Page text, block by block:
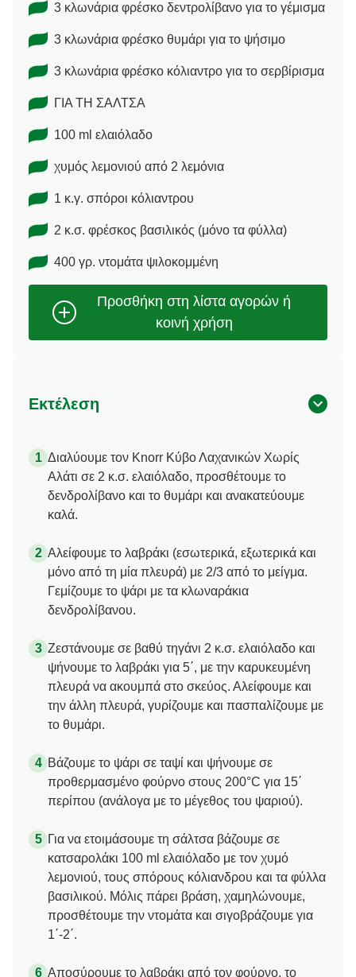
3 κλωνάρια φρέσκο δεντρολίβανο για το γέμισμα
3 κλωνάρια φρέσκο θυμάρι για το ψήσιμο
3 κλωνάρια φρέσκο κόλιαντρο για το σερβίρισμα
ΓΙΑ ΤΗ ΣΑΛΤΣΑ
100 ml ελαιόλαδο
χυμός λεμονιού από 2 λεμόνια
1 κ.γ. σπόροι κόλιαντρου
2 κ.σ. φρέσκος βασιλικός (μόνο τα φύλλα)
400 γρ. ντομάτα ψιλοκομμένη
Εκτέλεση
Διαλύουμε τον Knorr Κύβο Λαχανικών Χωρίς
Αλάτι σε 2 κ.σ. ελαιόλαδο, προσθέτουμε το
δενδρολίβανο και το θυμάρι και ανακατεύουμε
καλά.
Αλείφουμε το λαβράκι (εσωτερικά, εξωτερικά και
μόνο από τη μία πλευρά) με 2/3 από το μείγμα.
Γεμίζουμε το ψάρι με τα κλωναράκια
δενδρολίβανου.
Ζεστάνουμε σε βαθύ τηγάνι 2 κ.σ. ελαιόλαδο και
ψήνουμε το λαβράκι για 5΄, με την καρυκευμένη
πλευρά να ακουμπά στο σκεύος. Αλείφουμε και
την άλλη πλευρά, γυρίζουμε και πασπαλίζουμε με
το θυμάρι.
Βάζουμε το ψάρι σε ταψί και ψήνουμε σε
προθερμασμένο φούρνο στους 200°C για 15΄
περίπου (ανάλογα με το μέγεθος του ψαριού).
Για να ετοιμάσουμε τη σάλτσα βάζουμε σε
κατσαρολάκι 100 ml ελαιόλαδο με τον χυμό
λεμονιού, τους σπόρους κόλιανδρου και τα φύλλα
βασιλικού. Μόλις πάρει βράση, χαμηλώνουμε,
προσθέτουμε την ντομάτα και σιγοβράζουμε για
1΄-2΄.
Αποσύρουμε το λαβράκι από τον φούρνο, το